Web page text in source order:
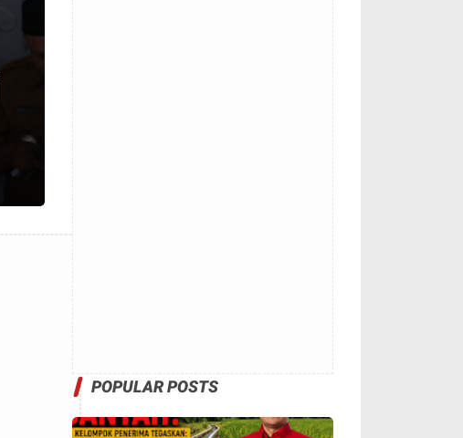
POPULAR POSTS